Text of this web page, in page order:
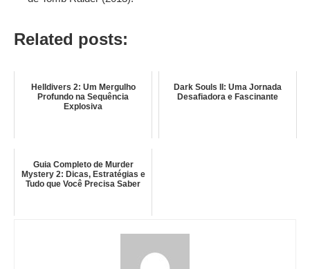
Related posts:
Helldivers 2: Um Mergulho
Profundo na Sequência
Explosiva
Dark Souls II: Uma Jornada
Desafiadora e Fascinante
Guia Completo de Murder
Mystery 2: Dicas, Estratégias e
Tudo que Você Precisa Saber